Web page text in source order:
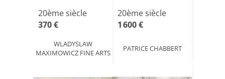
20ème siècle
370 €
WLADYSLAW
MAXIMOWICZ FINE ARTS
20ème siècle
1 600 €
PATRICE CHABBERT